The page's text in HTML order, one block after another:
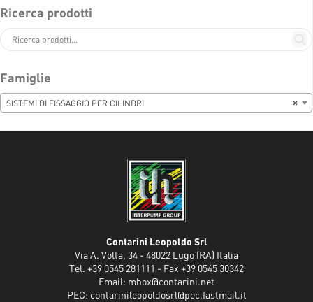
Ricerca prodotti
Famiglie
×
SISTEMI DI FISSAGGIO PER CILINDRI
Contarini Leopoldo Srl
Via A. Volta, 34 - 48022 Lugo (RA) Italia
Tel. +39 0545 281111 - Fax +39 0545 30342
Email: mbox@contarini.net
PEC: contarinileopoldosrl@pec.fastmail.it